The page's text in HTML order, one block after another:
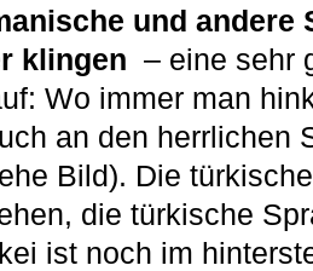
und andere
klingen – eine sehr
Wo immer man
an den herrlichen
Bild). Die
die türkische
ist noch im